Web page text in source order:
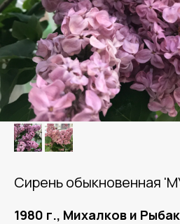
Сирень обыкновенная
1980 г., Михалков и